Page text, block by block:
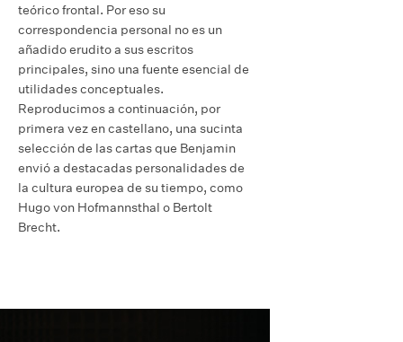
teórico frontal. Por eso su
correspondencia personal no es un
añadido erudito a sus escritos
principales, sino una fuente esencial de
utilidades conceptuales.
Reproducimos a continuación, por
primera vez en castellano, una sucinta
selección de las cartas que Benjamin
envió a destacadas personalidades de
la cultura europea de su tiempo, como
Hugo von Hofmannsthal o Bertolt
Brecht.